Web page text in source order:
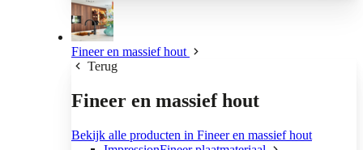
Fineer en massief hout
Terug
Fineer en massief hout
Bekijk alle producten in Fineer en massief hout